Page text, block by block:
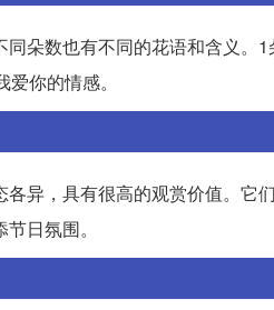
朵数也有不同的花语和含义
你的情感。
异，具有很高的观赏价值。
日氛围。